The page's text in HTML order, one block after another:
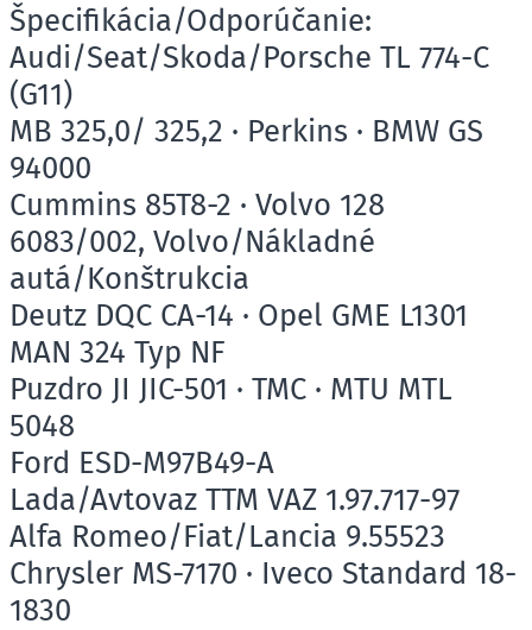
Špecifikácia/Odporúčanie:
Audi/Seat/Skoda/Porsche TL 774-C
(G11)
MB 325,0/ 325,2 · Perkins · BMW GS
94000
Cummins 85T8-2 · Volvo 128
6083/002, Volvo/Nákladné
autá/Konštrukcia
Deutz DQC CA-14 · Opel GME L1301
MAN 324 Typ NF
Puzdro JI JIC-501 · TMC · MTU MTL
5048
Ford ESD-M97B49-A
Lada/Avtovaz TTM VAZ 1.97.717-97
Alfa Romeo/Fiat/Lancia 9.55523
Chrysler MS-7170 · Iveco Standard 18-
1830